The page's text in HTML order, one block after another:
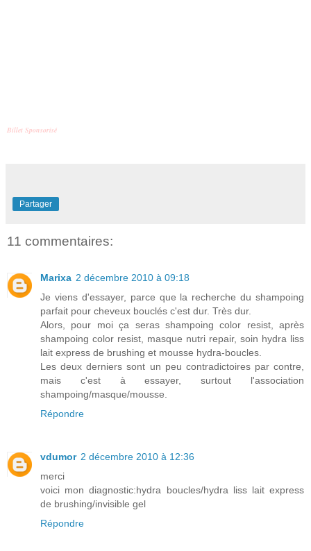
Billet Sponsorisé
Partager
11 commentaires:
Marixa 2 décembre 2010 à 09:18
Je viens d'essayer, parce que la recherche du shampoing
parfait pour cheveux bouclés c'est dur. Très dur.
Alors, pour moi ça seras shampoing color resist, après
shampoing color resist, masque nutri repair, soin hydra liss
lait express de brushing et mousse hydra-boucles.
Les deux derniers sont un peu contradictoires par contre,
mais c'est à essayer, surtout l'association
shampoing/masque/mousse.
Répondre
vdumor 2 décembre 2010 à 12:36
merci
voici mon diagnostic:hydra boucles/hydra liss lait express
de brushing/invisible gel
Répondre